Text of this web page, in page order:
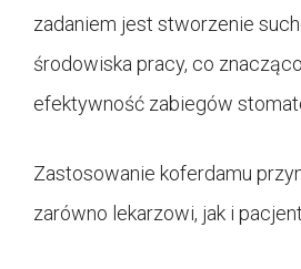
zadaniem jest stworzenie
środowiska pracy, co
efektywność zabiegów
Zastosowanie koferdamu
zarówno lekarzowi, jak i